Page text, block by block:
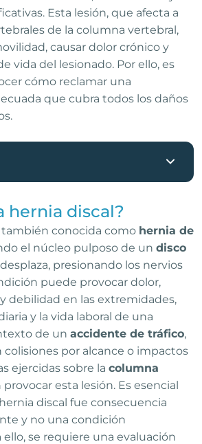
Esta lesión, que afecta a
de la columna vertebral,
causar dolor crónico y
vida del lesionado. Por ello, es
cómo reclamar una
que cubra todos los daños
hernia discal?
también conocida como hernia de
el núcleo pulposo de un disco
presionando los nervios
puede provocar dolor,
debilidad en las extremidades,
y la vida laboral de una
de un accidente de tráfico,
por alcance o impactos
ejercidas sobre la columna
esta lesión. Es esencial
discal fue consecuencia
y no una condición
ello, se requiere una evaluación